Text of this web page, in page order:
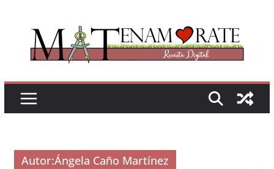
contenido
Autor:Ángela Caño Martínez